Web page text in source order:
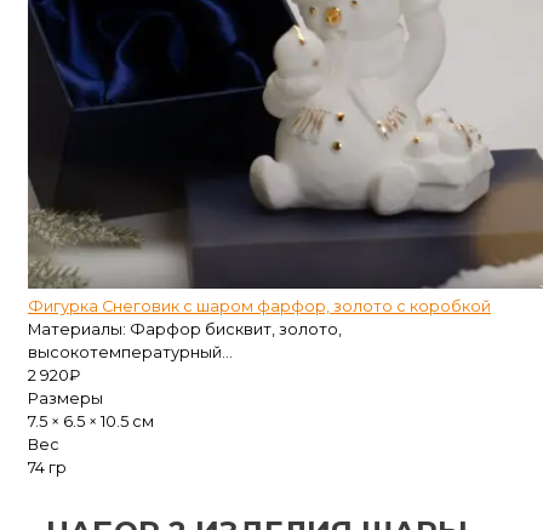
Фигурка Снеговик с шаром фарфор, золото с коробкой
Материалы: Фарфор бисквит, золото,
высокотемпературный...
2 920₽
Размеры
7.5 × 6.5 × 10.5 см
Вес
74 гр